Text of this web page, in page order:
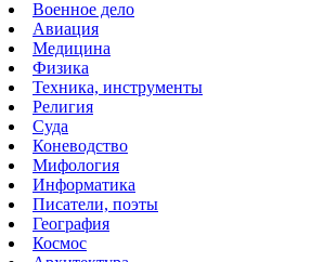
Военное дело
Авиация
Медицина
Физика
Техника, инструменты
Религия
Суда
Коневодство
Мифология
Информатика
Писатели, поэты
География
Космос